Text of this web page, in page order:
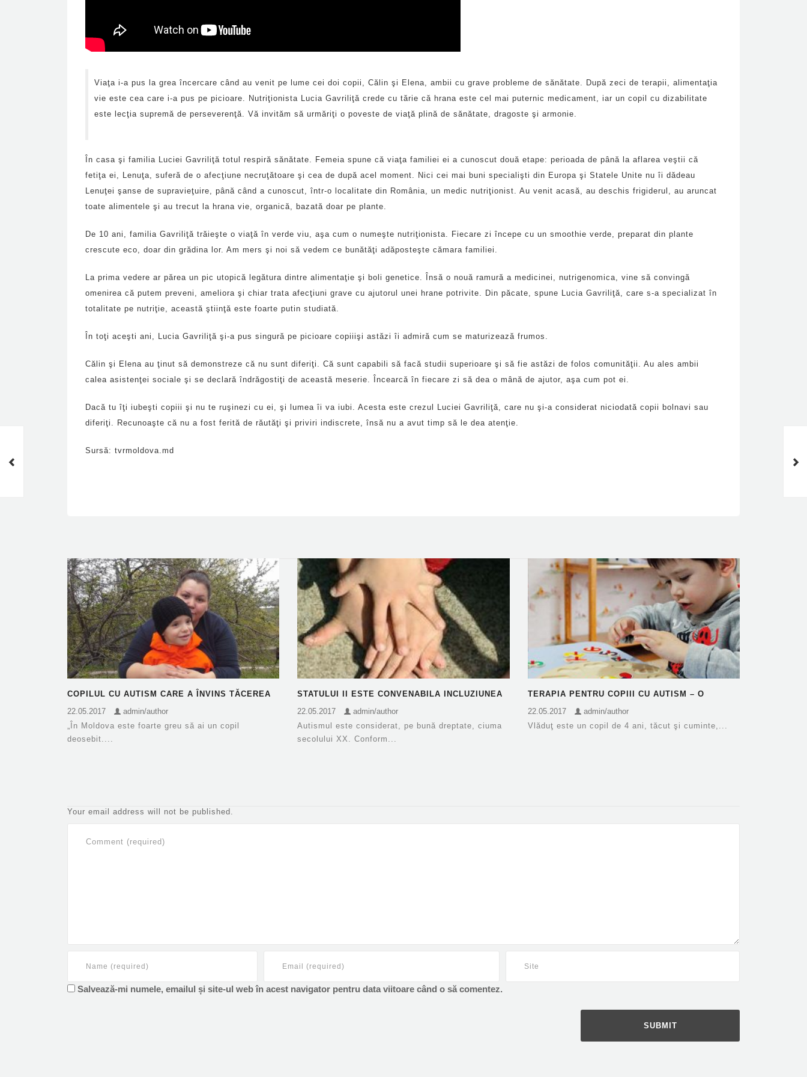
la performanţe deosebite în
Viaţa i-a pus la grea încercare când au venit pe lume cei doi copii, Călin şi Elena, ambii cu grave probleme de sănătate. După zeci de terapii, alimentaţia
vie este cea care i-a pus pe picioare. Nutriţionista Lucia Gavriliţă crede cu tărie că hrana este cel mai puternic medicament, iar un copil cu dizabilitate
este lecţia supremă de perseverenţă. Vă invităm să urmăriţi o poveste de viaţă plină de sănătate, dragoste şi armonie.
În casa şi familia Luciei Gavriliţă totul respiră sănătate. Femeia spune că viaţa familiei ei a cunoscut două etape: perioada de până la aflarea veştii că
fetiţa ei, Lenuţa, suferă de o afecţiune necruţătoare şi cea de după acel moment. Nici cei mai buni specialişti din Europa şi Statele Unite nu îi dădeau
Lenuţei şanse de supravieţuire, până când a cunoscut, într-o localitate din România, un medic nutriţionist. Au venit acasă, au deschis frigiderul, au aruncat
toate alimentele şi au trecut la hrana vie, organică, bazată doar pe plante.
De 10 ani, familia Gavriliţă trăieşte o viaţă în verde viu, aşa cum o numeşte nutriţionista. Fiecare zi începe cu un smoothie verde, preparat din plante
crescute eco, doar din grădina lor. Am mers şi noi să vedem ce bunătăţi adăposteşte cămara familiei.
La prima vedere ar părea un pic utopică legătura dintre alimentaţie şi boli genetice. Însă o nouă ramură a medicinei, nutrigenomica, vine să convingă
omenirea că putem preveni, ameliora şi chiar trata afecţiuni grave cu ajutorul unei hrane potrivite. Din păcate, spune Lucia Gavriliţă, care s-a specializat în
totalitate pe nutriţie, această ştiinţă este foarte putin studiată.
În toţi aceşti ani, Lucia Gavriliţă şi-a pus singură pe picioare copiiişi astăzi îi admiră cum se maturizează frumos.
Călin şi Elena au ţinut să demonstreze că nu sunt diferiţi. Că sunt capabili să facă studii superioare şi să fie astăzi de folos comunităţii. Au ales ambii
calea asistenţei sociale şi se declară îndrăgostiţi de această meserie. Încearcă în fiecare zi să dea o mână de ajutor, aşa cum pot ei.
Dacă tu îţi iubeşti copiii şi nu te ruşinezi cu ei, şi lumea îi va iubi. Acesta este crezul Luciei Gavriliţă, care nu şi-a considerat niciodată copii bolnavi sau
diferiţi. Recunoaşte că nu a fost ferită de răutăţi şi priviri indiscrete, însă nu a avut timp să le dea atenţie.
Sursă: tvrmoldova.md
COPILUL CU AUTISM CARE A ÎNVINS TĂCEREA
22.05.2017
admin/author
„În Moldova este foarte greu să ai un copil
deosebit....
STATULUI II ESTE CONVENABILA INCLUZIUNEA
SOCIALA A COPIILOR CU AUTISM
22.05.2017
admin/author
Autismul este considerat, pe bună dreptate, ciuma
secolului XX. Conform...
TERAPIA PENTRU COPIII CU AUTISM – O
INVESTIŢIE PE TERMEN…
22.05.2017
admin/author
Vlăduţ este un copil de 4 ani, tăcut şi cuminte,...
Your email address will not be published.
Salvează-mi numele, emailul și site-ul web în acest navigator pentru data viitoare când o să comentez.